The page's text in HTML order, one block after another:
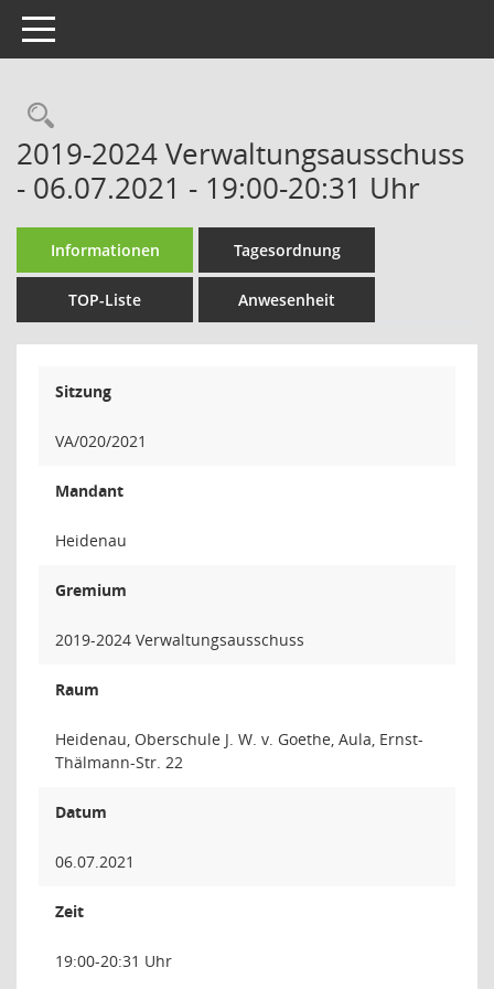
Toggle navigation
Rechercheauswahl
2019-2024 Verwaltungsausschuss
- 06.07.2021 - 19:00-20:31 Uhr
Informationen Tagesordnung
TOP-Liste Anwesenheit
Sitzung
VA/020/2021
Mandant
Heidenau
Gremium
2019-2024 Verwaltungsausschuss
Raum
Heidenau, Oberschule J. W. v. Goethe, Aula, Ernst-
Thälmann-Str. 22
Datum
06.07.2021
Zeit
19:00-20:31 Uhr